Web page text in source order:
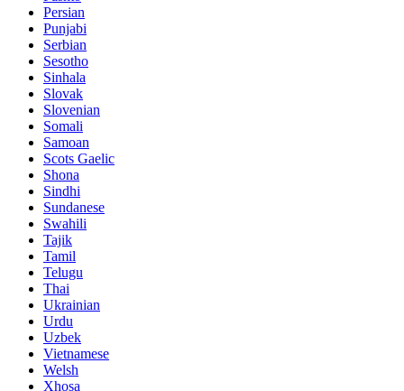
Persian
Punjabi
Serbian
Sesotho
Sinhala
Slovak
Slovenian
Somali
Samoan
Scots Gaelic
Shona
Sindhi
Sundanese
Swahili
Tajik
Tamil
Telugu
Thai
Ukrainian
Urdu
Uzbek
Vietnamese
Welsh
Xhosa